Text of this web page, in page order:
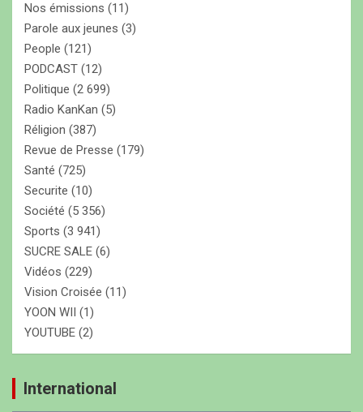
Nos émissions (11)
Parole aux jeunes (3)
People (121)
PODCAST (12)
Politique (2 699)
Radio KanKan (5)
Réligion (387)
Revue de Presse (179)
Santé (725)
Securite (10)
Société (5 356)
Sports (3 941)
SUCRE SALE (6)
Vidéos (229)
Vision Croisée (11)
YOON WII (1)
YOUTUBE (2)
International